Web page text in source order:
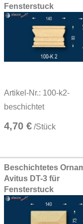
Fensterstuck
Artikel-Nr.: 100-k2-
beschichtet
4,70 € /Stück
Beschichtetes
Avitus DT-3 für
Fensterstuck